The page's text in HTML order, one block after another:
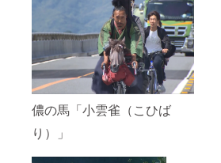
儂の馬「小雲雀（こひば
り）」